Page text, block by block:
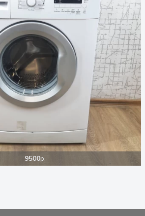
9500р.